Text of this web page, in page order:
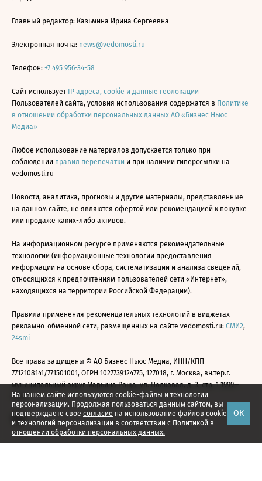
На нашем сайте используются cookie-файлы и технологии
персонализации. Продолжая пользоваться данным сайтом, вы
подтверждаете свое согласие на использование файлов cookie
и технологий персонализации в соответствии с Политикой в
отношении обработки персональных данных.
ОК
Главный редактор: Казьмина Ирина Сергеевна
Электронная почта: news@vedomosti.ru
Телефон: +7 495 956-34-58
Сайт использует IP адреса, cookie и данные геолокации
Пользователей сайта, условия использования содержатся в Политике
в отношении обработки персональных данных АО «Бизнес Ньюс
Медиа»
Любое использование материалов допускается только при
соблюдении правил перепечатки и при наличии гиперссылки на
vedomosti.ru
Новости, аналитика, прогнозы и другие материалы, представленные
на данном сайте, не являются офертой или рекомендацией к покупке
или продаже каких-либо активов.
На информационном ресурсе применяются рекомендательные
технологии (информационные технологии предоставления
информации на основе сбора, систематизации и анализа сведений,
относящихся к предпочтениям пользователей сети «Интернет»,
находящихся на территории Российской Федерации).
Правила применения рекомендательных технологий в виджетах
рекламно-обменной сети, размещенных на сайте vedomosti.ru: СМИ2,
24smi
Все права защищены © АО Бизнес Ньюс Медиа, ИНН/КПП
7712108141/771501001, ОГРН 1027739124775, 127018, г. Москва, вн.тер.г.
муниципальный округ Марьина Роща, ул. Полковая, д. 3, стр. 1 1999—
2026